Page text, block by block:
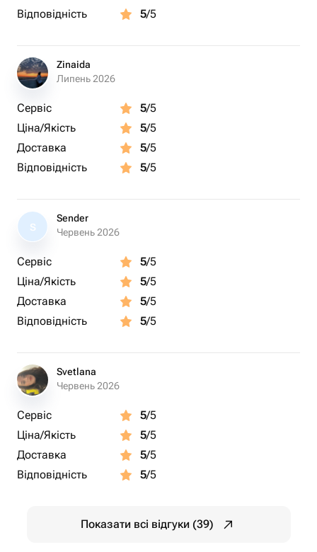
Відповідність
5/5
Zinaida
Липень 2026
Сервіс 5/5
Ціна/Якість
5/5
Доставка
5/5
Відповідність
5/5
S
Sender
Червень 2026
Сервіс 5/5
Ціна/Якість
5/5
Доставка
5/5
Відповідність
5/5
Svetlana
Червень 2026
Сервіс 5/5
Ціна/Якість
5/5
Доставка
5/5
Відповідність
5/5
Показати всі відгуки (39)